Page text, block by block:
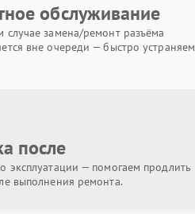
обслуживание
случае замена/ремонт разъёма
вне очереди — быстро устраняем
после
эксплуатации — помогаем продлить
выполнения ремонта.